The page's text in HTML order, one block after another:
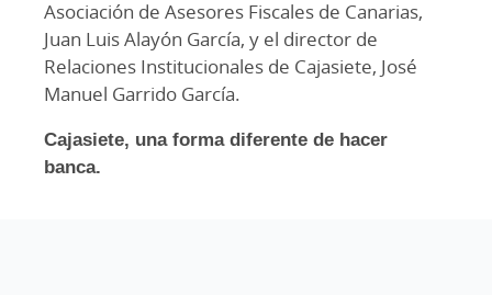
Asociación de Asesores Fiscales de Canarias,
Juan Luis Alayón García, y el director de
Relaciones Institucionales de Cajasiete, José
Manuel Garrido García.
Cajasiete, una forma diferente de hacer
banca.